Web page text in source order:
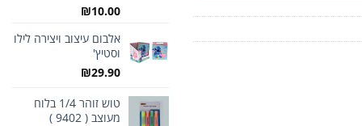
₪10.00
אלבום עיצוב ויצירה לילו
וסטיץ'
₪29.90
טוש זוהר 1/4 בלוח
מעוצב ( 9402 )